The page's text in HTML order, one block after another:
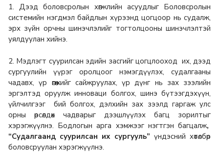
1. Дээд боловсролын хөгжлийн асуудлыг Боловсролын
системийн нэгдмэл байдлын хүрээнд цогцоор нь судалж,
эрх зүйн орчны шинэчлэлийг тогтолцооны шинэчлэлтэй
уялдуулан хийнэ.
2. Мэдлэгт суурилсан эдийн засгийг цогцлооход их, дээд
сургуулийн үүрэг оролцоог нэмэгдүүлэх, судалгааны
чадавх, үр өгөөжийг сайжруулах, үр дүнг нь зах зээлийн
эргэлтэд оруулж инноваци болгох, шинэ бүтээгдэхүүн,
үйлчилгээг бий болгох, дэлхийн зах зээлд гаргаж улс
орны өрсөлдөх чадварыг дээшлүүлэх багц зорилтыг
хэрэгжүүлнэ. Бодлогын арга хэмжээг нэгтгэн багцалж,
“Судалгаанд суурилсан их сургууль” үндэсний хөтөлбөр
боловсруулан хэрэгжүүлнэ.